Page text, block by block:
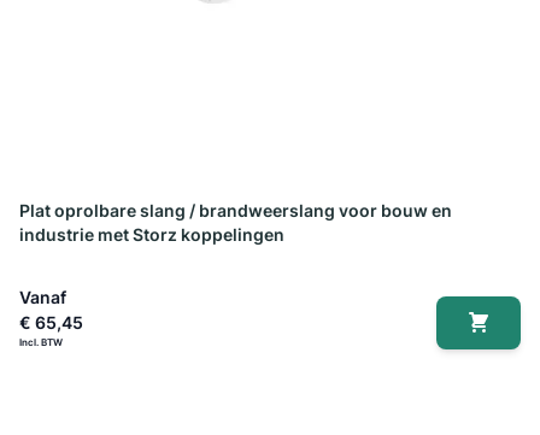
Plat oprolbare slang / brandweerslang voor bouw en
industrie met Storz koppelingen
Vanaf
€ 65,45